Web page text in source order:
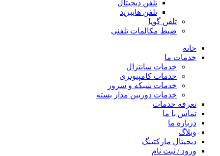
تلفن دیجیتال
تلفن هایبرید
تلفن گویا
ضبط مکالمات تلفنی
خانه
خدمات ما
خدمات سانترال
خدمات کامپیوتری
خدمات شبکه و سرور
خدمات دوربین مدار بسته
تعرفه خدمات
تماس با ما
درباره ما
وبلاگ
دیجیتال مارکتینگ
ورود / ثبت نام